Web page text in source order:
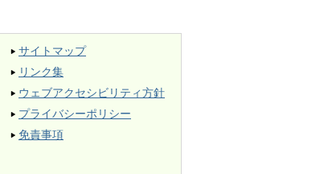
サイトマップ
リンク集
ウェブアクセシビリティ方針
プライバシーポリシー
免責事項